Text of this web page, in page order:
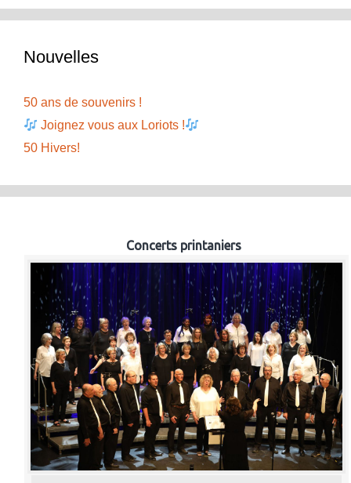
Nouvelles
50 ans de souvenirs !
Joignez vous aux Loriots !
50 Hivers!
Concerts printaniers